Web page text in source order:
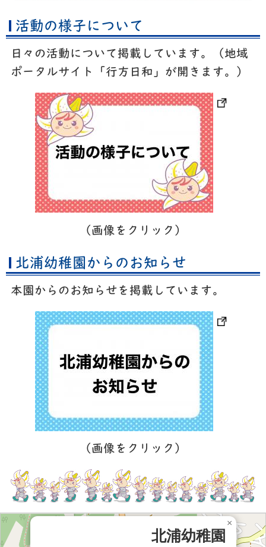
活動の様子について
日々の活動について掲載しています。（地域
ポータルサイト「行方日和」が開きます。）
（画像をクリック）
北浦幼稚園からのお知らせ
本園からのお知らせを掲載しています。
（画像をクリック）
北浦幼稚園
×